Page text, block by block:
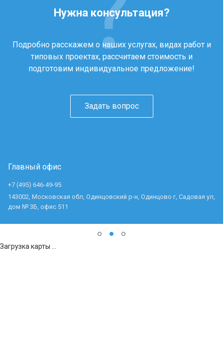
Нужна консультация?
Подробно расскажем о наших услугах, видах работ и
типовых проектах, рассчитаем стоимость и
подготовим индивидуальное предложение!
Задать вопрос
Главный офис
+7 (495) 646-49-95
143002, Московская обл, Одинцовский р-н, Одинцово г, Садовая ул,
дом № 3Б, офис 511
Загрузка карты ...